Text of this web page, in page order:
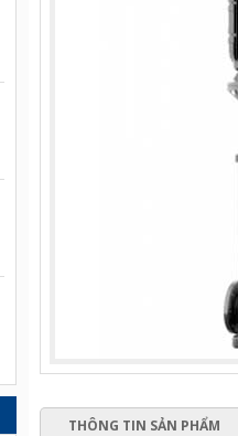
THÔNG TIN SẢN PHẨM